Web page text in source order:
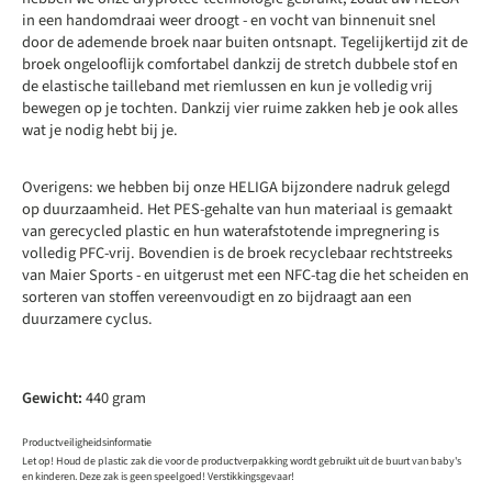
in een handomdraai weer droogt - en vocht van binnenuit snel
door de ademende broek naar buiten ontsnapt. Tegelijkertijd zit de
broek ongelooflijk comfortabel dankzij de stretch dubbele stof en
de elastische tailleband met riemlussen en kun je volledig vrij
bewegen op je tochten. Dankzij vier ruime zakken heb je ook alles
wat je nodig hebt bij je.
Overigens: we hebben bij onze HELIGA bijzondere nadruk gelegd
op duurzaamheid. Het PES-gehalte van hun materiaal is gemaakt
van gerecycled plastic en hun waterafstotende impregnering is
volledig PFC-vrij. Bovendien is de broek recyclebaar rechtstreeks
van Maier Sports - en uitgerust met een NFC-tag die het scheiden en
sorteren van stoffen vereenvoudigt en zo bijdraagt aan een
duurzamere cyclus.
Gewicht:440 gram
Productveiligheidsinformatie
Let op! Houd de plastic zak die voor de productverpakking wordt gebruikt uit de buurt van baby's
en kinderen. Deze zak is geen speelgoed! Verstikkingsgevaar!